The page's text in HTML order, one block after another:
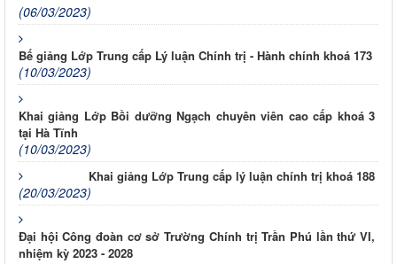
(06/03/2023)
Bế giảng Lớp Trung cấp Lý luận Chính trị - Hành chính khoá 173
(10/03/2023)
Khai giảng Lớp Bồi dưỡng Ngạch chuyên viên cao cấp khoá 3
tại Hà Tĩnh
(10/03/2023)
Khai giảng Lớp Trung cấp lý luận chính trị khoá 188
(20/03/2023)
Đại hội Công đoàn cơ sở Trường Chính trị Trần Phú lần thứ VI,
nhiệm kỳ 2023 - 2028